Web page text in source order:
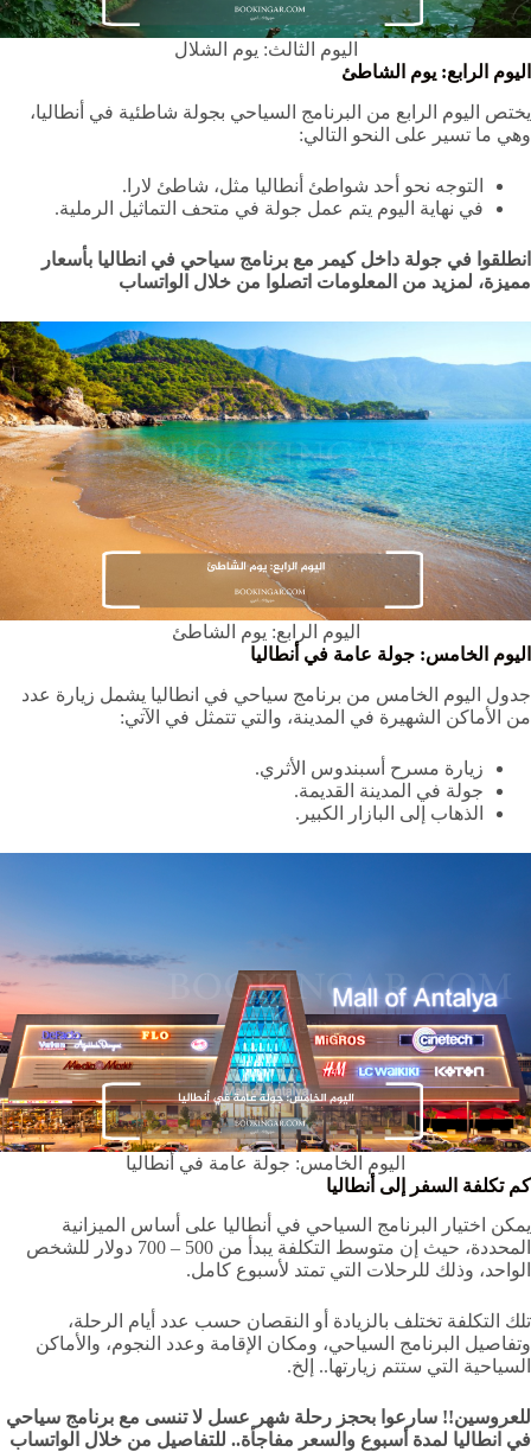
اليوم الثالث: يوم الشلال
اليوم الرابع: يوم الشاطئ
يختص اليوم الرابع من البرنامج السياحي بجولة شاطئية في أنطاليا،
وهي ما تسير على النحو التالي:
التوجه نحو أحد شواطئ أنطاليا مثل، شاطئ لارا.
في نهاية اليوم يتم عمل جولة في متحف التماثيل الرملية.
انطلقوا في جولة داخل كيمر مع برنامج سياحي في انطاليا بأسعار
مميزة، لمزيد من المعلومات اتصلوا من خلال الواتساب
اليوم الرابع: يوم الشاطئ
اليوم الخامس: جولة عامة في أنطاليا
جدول اليوم الخامس من برنامج سياحي في انطاليا يشمل زيارة عدد
من الأماكن الشهيرة في المدينة، والتي تتمثل في الآتي:
زيارة مسرح أسبندوس الأثري.
جولة في المدينة القديمة.
الذهاب إلى البازار الكبير.
اليوم الخامس: جولة عامة في أنطاليا
كم تكلفة السفر إلى أنطاليا
يمكن اختيار البرنامج السياحي في أنطاليا على أساس الميزانية
المحددة، حيث إن متوسط التكلفة يبدأ من 500 – 700 دولار للشخص
الواحد، وذلك للرحلات التي تمتد لأسبوع كامل.
تلك التكلفة تختلف بالزيادة أو النقصان حسب عدد أيام الرحلة،
وتفاصيل البرنامج السياحي، ومكان الإقامة وعدد النجوم، والأماكن
السياحية التي ستتم زيارتها.. إلخ.
للعروسين!! سارعوا بحجز رحلة شهر عسل لا تنسى مع برنامج سياحي
في انطاليا لمدة أسبوع والسعر مفاجأة.. للتفاصيل من خلال الواتساب